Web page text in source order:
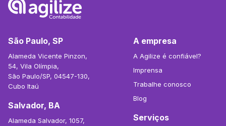
São Paulo, SP
Alameda Vicente Pinzon,
54, Vila Olímpia,
São Paulo/SP, 04547-130,
Cubo Itaú
Salvador, BA
Alameda Salvador, 1057,
A empresa
A Agilize é confiável?
Imprensa
Trabalhe conosco
Blog
Serviços